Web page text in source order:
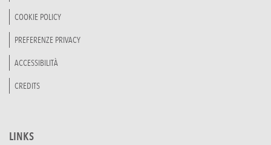
COOKIE POLICY
PREFERENZE PRIVACY
ACCESSIBILITÀ
CREDITS
LINKS